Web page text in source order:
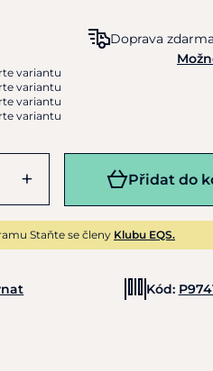
variantu
variantu
variantu
variantu
Doprava
+ Přidat do
Staňte se členy Klubu EQS.
Kód: